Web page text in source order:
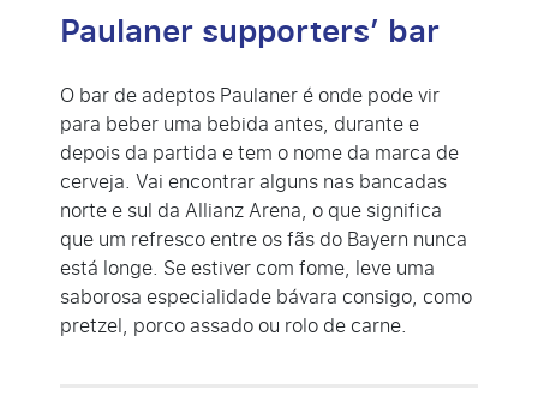
Paulaner supporters’ bar
O bar de adeptos Paulaner é onde pode vir
para beber uma bebida antes, durante e
depois da partida e tem o nome da marca de
cerveja. Vai encontrar alguns nas bancadas
norte e sul da Allianz Arena, o que significa
que um refresco entre os fãs do Bayern nunca
está longe. Se estiver com fome, leve uma
saborosa especialidade bávara consigo, como
pretzel, porco assado ou rolo de carne.